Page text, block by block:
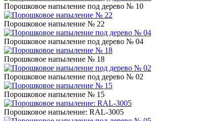
Порошковое напыление под дерево № 10
Порошковое напыление № 22
Порошковое напыление под дерево № 04
Порошковое напыление № 18
Порошковое напыление под дерево № 02
Порошковое напыление № 15
Порошковое напыление: RAL-3005